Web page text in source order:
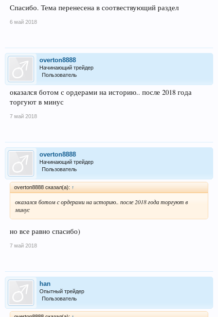
Спасибо. Тема перенесена в соотвествующий раздел
6 май 2018
overton8888
Начинающий трейдер
Пользователь
оказался ботом с ордерами на историю.. после 2018 года
торгуют в минус
7 май 2018
overton8888
Начинающий трейдер
Пользователь
overton8888 сказал(а): ↑
оказался ботом с ордерами на историю.. после 2018 года торгуют в
минус
но все равно спасибо)
7 май 2018
han
Опытный трейдер
Пользователь